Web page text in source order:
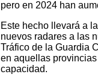
pero en 2024 han
Este hecho llevará a
nuevos radares a las
Tráfico de la Guardia
en aquellas
capacidad.